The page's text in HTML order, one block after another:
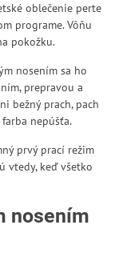
oblečenie perte
programe. Vôňu
pokožku.
nosením sa ho
prepravou a
bežný prach, pach
nepúšťa.
prvý prací režim
vtedy, keď všetko
nosením